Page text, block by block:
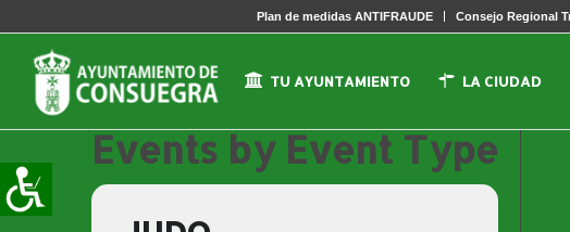
Plan de medidas ANTIFRAUDE Consejo Regional
TU AYUNTAMIENTO LA CIUDAD
Events by Event Type